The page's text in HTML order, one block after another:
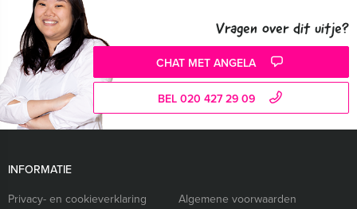
Vragen over dit uitje?
CHAT MET ANGELA
BEL 020 427 29 09
INFORMATIE
Privacy- en cookieverklaring
Algemene voorwaarden